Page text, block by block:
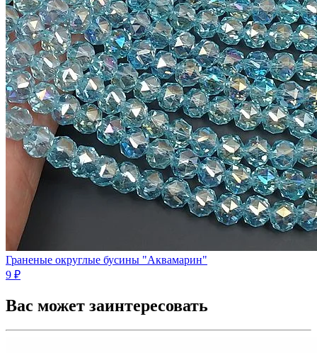
Граненые округлые бусины "Аквамарин"
9 ₽
Вас может заинтересовать